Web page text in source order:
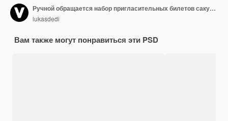
Ручной обращается набор пригласительных билетов сакуры
lukasdedi
Вам также могут понравиться эти PSD